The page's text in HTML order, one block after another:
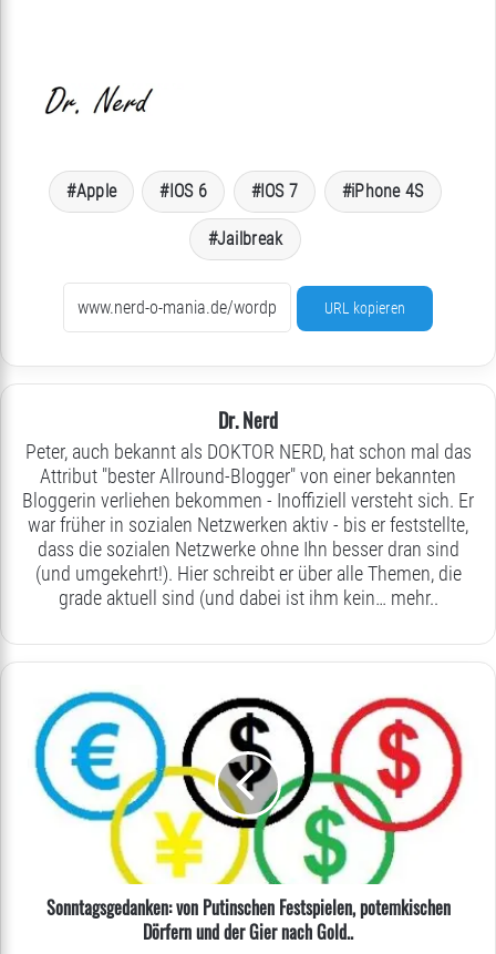
Apple IOS 6 IOS 7 iPhone 4S
Jailbreak
URL kopieren
Dr. Nerd
Peter, auch bekannt als DOKTOR NERD, hat schon mal das
Attribut "bester Allround-Blogger" von einer bekannten
Bloggerin verliehen bekommen - Inoffiziell versteht sich. Er
war früher in sozialen Netzwerken aktiv - bis er feststellte,
dass die sozialen Netzwerke ohne Ihn besser dran sind
(und umgekehrt!). Hier schreibt er über alle Themen, die
grade aktuell sind (und dabei ist ihm kein… mehr..
Sonntagsgedanken:
von
Putinschen
Festspielen,
potemkischen
Dörfern
nachSonntagsgedanken: von Putinschen Festspielen, potemkischen
Dörfern und der Gier nach Gold..